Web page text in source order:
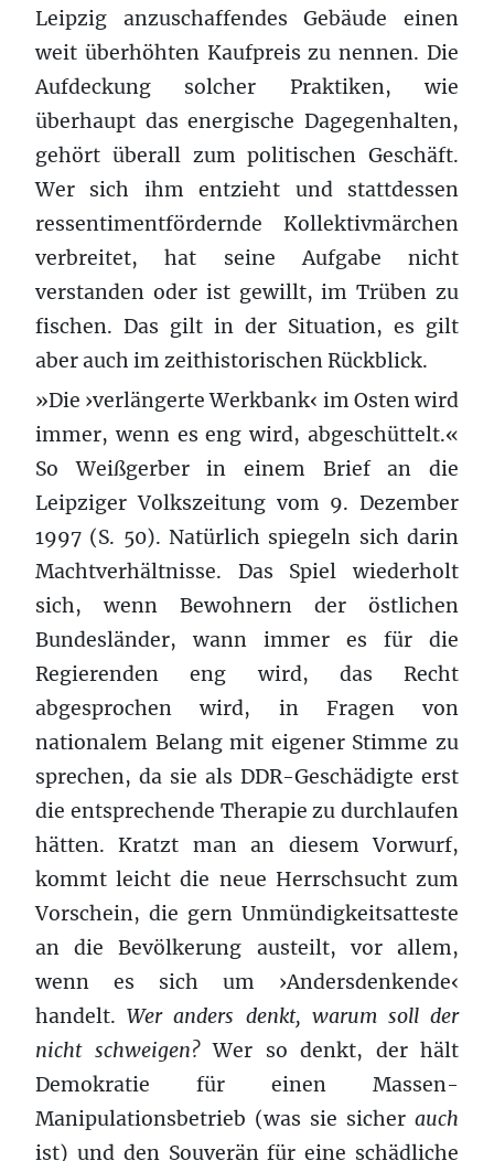
Leipzig anzuschaffendes Gebäude einen
weit überhöhten Kaufpreis zu nennen. Die
Aufdeckung solcher Praktiken, wie
überhaupt das energische Dagegenhalten,
gehört überall zum politischen Geschäft.
Wer sich ihm entzieht und stattdessen
ressentimentfördernde Kollektivmärchen
verbreitet, hat seine Aufgabe nicht
verstanden oder ist gewillt, im Trüben zu
fischen. Das gilt in der Situation, es gilt
aber auch im zeithistorischen Rückblick.
»Die ›verlängerte Werkbank‹ im Osten wird
immer, wenn es eng wird, abgeschüttelt.«
So Weißgerber in einem Brief an die
Leipziger Volkszeitung vom 9. Dezember
1997 (S. 50). Natürlich spiegeln sich darin
Machtverhältnisse. Das Spiel wiederholt
sich, wenn Bewohnern der östlichen
Bundesländer, wann immer es für die
Regierenden eng wird, das Recht
abgesprochen wird, in Fragen von
nationalem Belang mit eigener Stimme zu
sprechen, da sie als DDR-Geschädigte erst
die entsprechende Therapie zu durchlaufen
hätten. Kratzt man an diesem Vorwurf,
kommt leicht die neue Herrschsucht zum
Vorschein, die gern Unmündigkeitsatteste
an die Bevölkerung austeilt, vor allem,
wenn es sich um ›Andersdenkende‹
handelt.Wer anders denkt, warum soll der
nicht schweigen?Wer so denkt, der hält
Demokratie für einen Massen-
Manipulationsbetrieb (was sie sicher auch
ist) und den Souverän für eine schädliche